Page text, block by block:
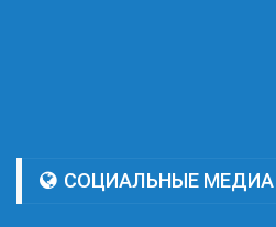
СОЦИАЛЬНЫЕ МЕДИА